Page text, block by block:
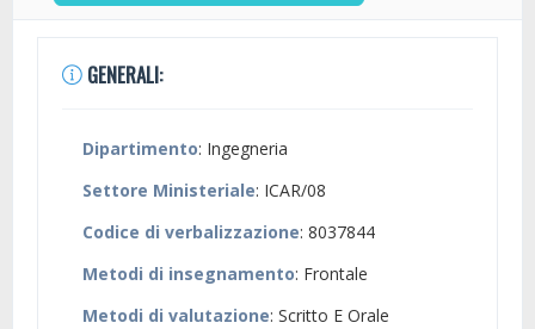
GENERALI:
Dipartimento: Ingegneria
Settore Ministeriale: ICAR/08
Codice di verbalizzazione: 8037844
Metodi di insegnamento: Frontale
Metodi di valutazione: Scritto E Orale